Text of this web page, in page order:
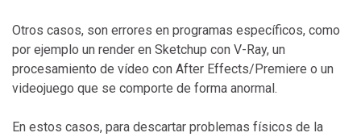
Otros casos, son errores en programas específicos, como
por ejemplo un render en Sketchup con V-Ray, un
procesamiento de vídeo con After Effects/Premiere o un
videojuego que se comporte de forma anormal.
En estos casos, para descartar problemas físicos de la